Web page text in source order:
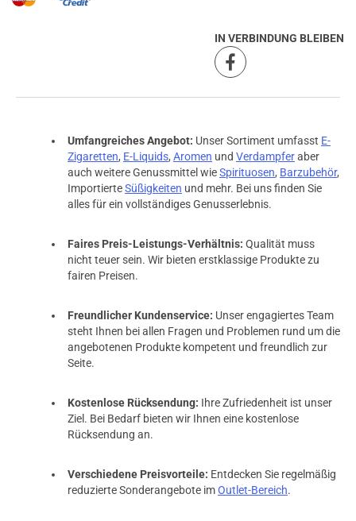
IN VERBINDUNG BLEIBEN
Umfangreiches Angebot: Unser Sortiment umfasst E-
Zigaretten, E-Liquids, Aromen und Verdampferaber
auch weitere Genussmittel wieSpirituosen, Barzubehör,
ImportierteSüßigkeiten und mehr. Bei uns finden Sie
alles für ein vollständiges Genusserlebnis.
Faires Preis-Leistungs-Verhältnis: Qualität muss
nicht teuer sein. Wir bieten erstklassige Produkte zu
fairen Preisen.
Freundlicher Kundenservice: Unser engagiertes Team
steht Ihnen bei allen Fragen und Problemen rund um die
angebotenen Produkte kompetent und freundlich zur
Seite.
Kostenlose Rücksendung: Ihre Zufriedenheit ist unser
Ziel. Bei Bedarf bieten wir Ihnen eine kostenlose
Rücksendung an.
Verschiedene Preisvorteile: Entdecken Sie regelmäßig
reduzierte Sonderangebote imOutlet-Bereich.